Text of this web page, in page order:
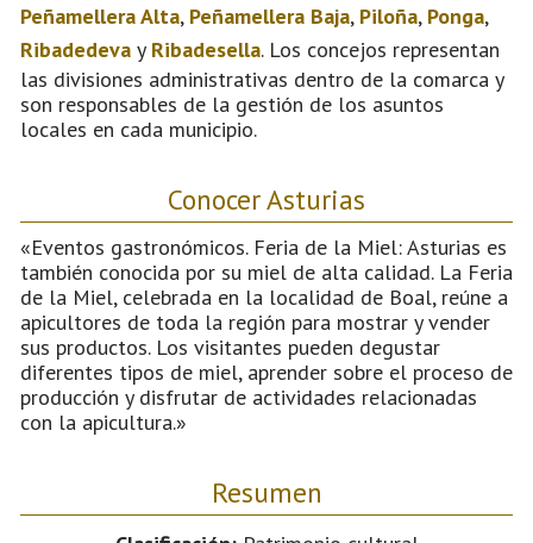
Peñamellera Alta, Peñamellera Baja, Piloña, Ponga,
Ribadedeva y Ribadesella. Los concejos representan
las divisiones administrativas dentro de la comarca y
son responsables de la gestión de los asuntos
locales en cada municipio.
Conocer Asturias
«Eventos gastronómicos. Feria de la Miel: Asturias es
también conocida por su miel de alta calidad. La Feria
de la Miel, celebrada en la localidad de Boal, reúne a
apicultores de toda la región para mostrar y vender
sus productos. Los visitantes pueden degustar
diferentes tipos de miel, aprender sobre el proceso de
producción y disfrutar de actividades relacionadas
con la apicultura.»
Resumen